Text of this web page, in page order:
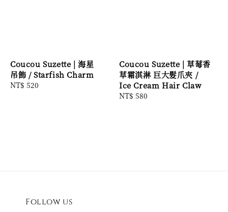
Coucou Suzette | 海星
吊飾 / Starfish Charm
Regular
NT$ 520
Coucou Suzette | 草莓香
草霜淇淋 巨大髮爪夾 /
Ice Cream Hair Claw
Regular
NT$ 580
Follow us